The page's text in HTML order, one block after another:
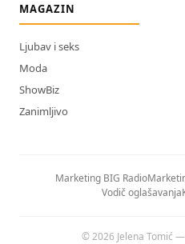
MAGAZIN
Ljubav i seks
Moda
ShowBiz
Zanimljivo
Marketing BIG Radio
Vodič oglašavanja
© 2026 Jelena Tomić